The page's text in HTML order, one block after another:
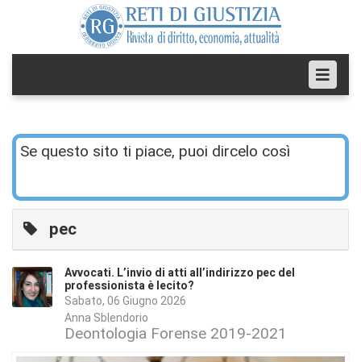
Se questo sito ti piace, puoi dircelo così
pec
Avvocati. L’invio di atti all’indirizzo pec del
professionista è lecito?
Sabato, 06 Giugno 2026
Anna Sblendorio
Deontologia Forense 2019-2021